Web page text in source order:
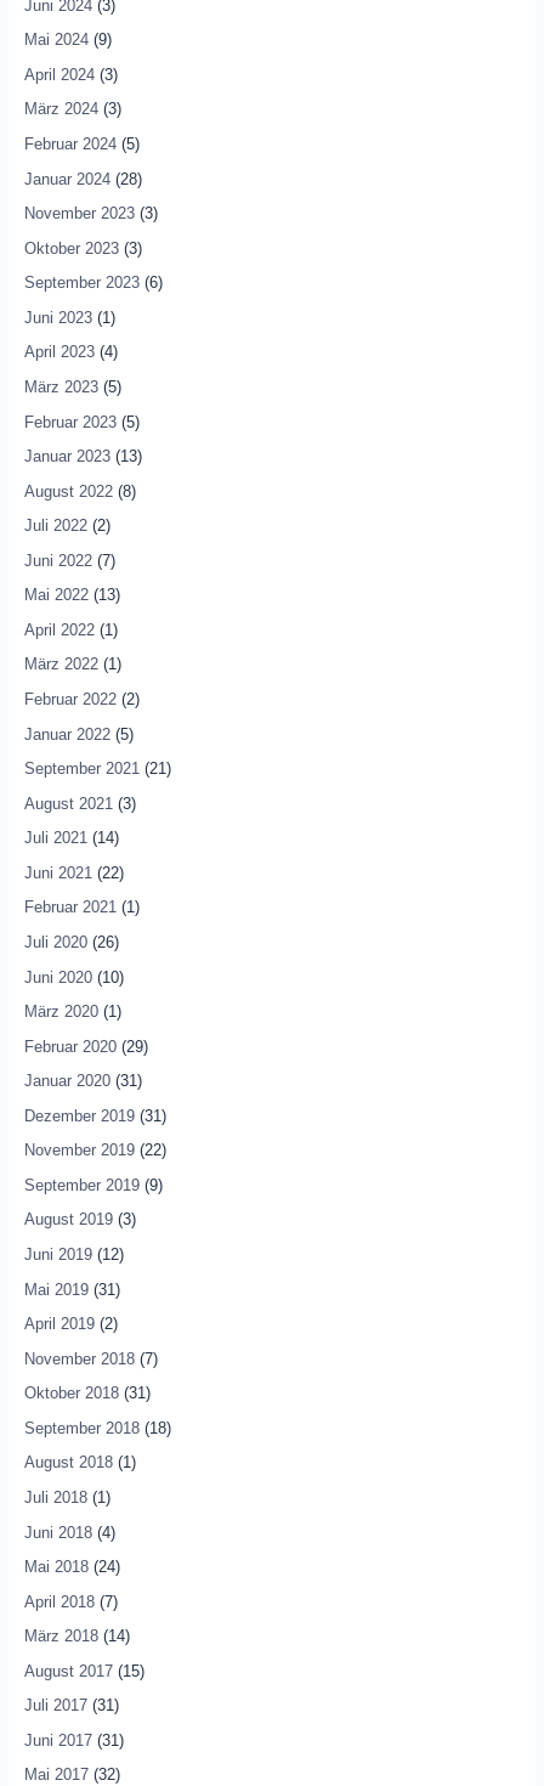
Juni 2024(3)
Mai 2024(9)
April 2024(3)
März 2024(3)
Februar 2024(5)
Januar 2024(28)
November 2023(3)
Oktober 2023(3)
September 2023(6)
Juni 2023(1)
April 2023(4)
März 2023(5)
Februar 2023(5)
Januar 2023(13)
August 2022(8)
Juli 2022(2)
Juni 2022(7)
Mai 2022(13)
April 2022(1)
März 2022(1)
Februar 2022(2)
Januar 2022(5)
September 2021(21)
August 2021 (3)
Juli 2021(14)
Juni 2021 (22)
Februar 2021(1)
Juli 2020(26)
Juni 2020(10)
März 2020(1)
Februar 2020(29)
Januar 2020(31)
Dezember 2019(31)
November 2019(22)
September 2019(9)
August 2019(3)
Juni 2019(12)
Mai 2019(31)
April 2019(2)
November 2018(7)
Oktober 2018(31)
September 2018(18)
August 2018(1)
Juli 2018(1)
Juni 2018(4)
Mai 2018(24)
April 2018(7)
März 2018(14)
August 2017(15)
Juli 2017(31)
Juni 2017(31)
Mai 2017(32)